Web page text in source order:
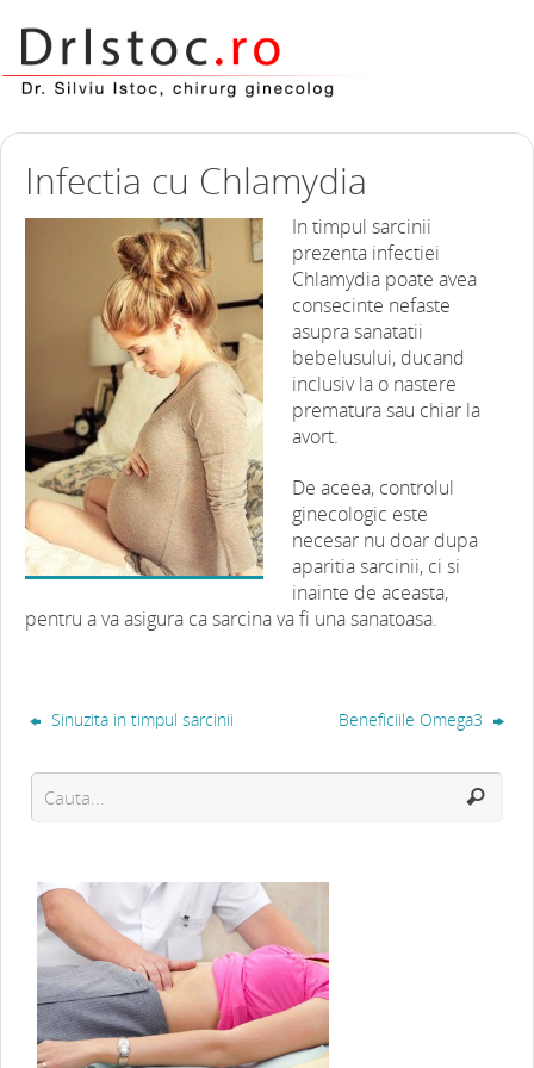
Infectia cu Chlamydia
In timpul sarcinii
prezenta infectiei
Chlamydia poate avea
consecinte nefaste
asupra sanatatii
bebelusului, ducand
inclusiv la o nastere
prematura sau chiar la
avort.
De aceea, controlul
ginecologic este
necesar nu doar dupa
aparitia sarcinii, ci si
inainte de aceasta,
pentru a va asigura ca sarcina va fi una sanatoasa.
Sinuzita in timpul sarcinii Beneficiile Omega3
Dr. Silviu Istoc iti spune tot ce trebuie sa